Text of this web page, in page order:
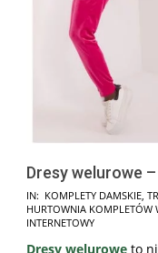
Dresy welurowe
2024-
05-
IN: KOMPLETY DAMSKIE
HURTOWNIA KOMPLETÓW
INTERNETOWY
Dresy welurowe to